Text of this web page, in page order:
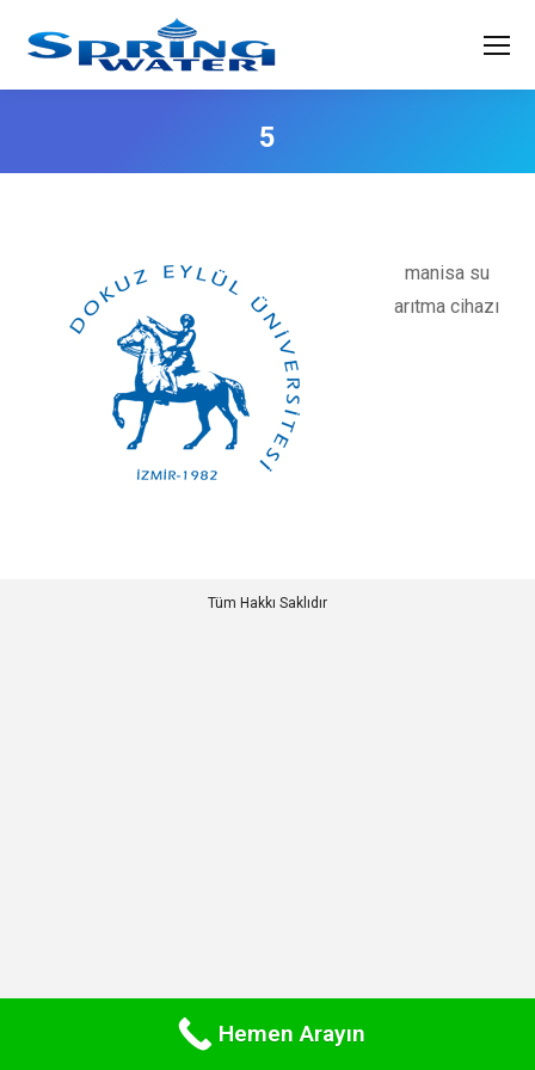
5
manisa su
arıtma cihazı
Tüm Hakkı Saklıdır
Hemen Arayın